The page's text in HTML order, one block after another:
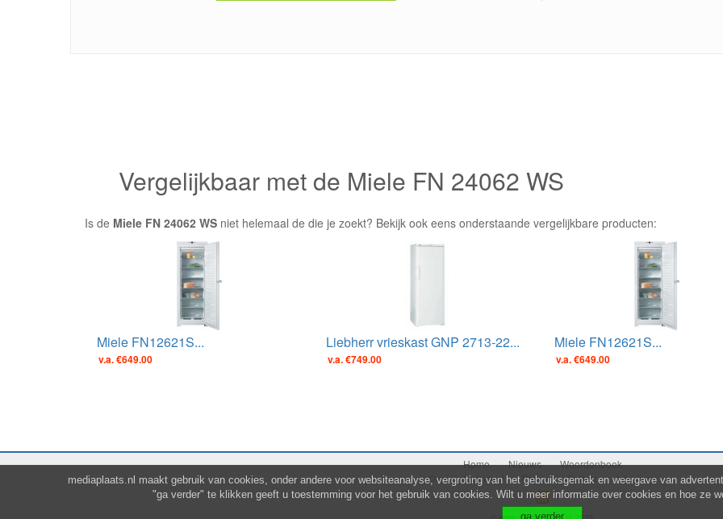
Vergelijkbaar met de Miele FN 24062 WS
Is de Miele FN 24062 WS niet helemaal de die je zoekt? Bekijk ook eens onderstaande vergelijkbare producten:
Miele FN12621S...
v.a. €649.00
Liebherr vrieskast GNP 2713-22...
v.a. €749.00
Miele FN12621S...
v.a. €649.00
Home Nieuws Woordenboek
Over mediaplaats.nl Privacy Contact Adverteren
mediaplaats.nl maakt gebruik van cookies, onder andere voor websiteanalyse, vergroting van het gebruiksgemak en weergave van
"ga verder" te klikken geeft u toestemming voor het gebruik van cookies. Wilt u meer informatie over cookies en hoe ze